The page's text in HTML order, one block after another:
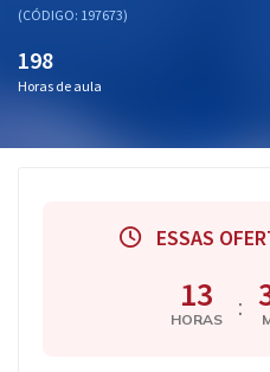
(CÓDIGO: 197673)
198
Horas de aula
ESSAS
13
HORAS :